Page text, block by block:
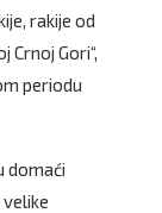
rakije od
Crnoj Gori“,
periodu
domaći